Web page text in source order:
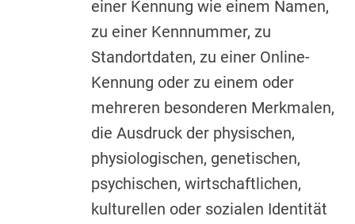
einer Kennung wie einem Namen,
zu einer Kennnummer, zu
Standortdaten, zu einer Online-
Kennung oder zu einem oder
mehreren besonderen Merkmalen,
die Ausdruck der physischen,
physiologischen, genetischen,
psychischen, wirtschaftlichen,
kulturellen oder sozialen Identität